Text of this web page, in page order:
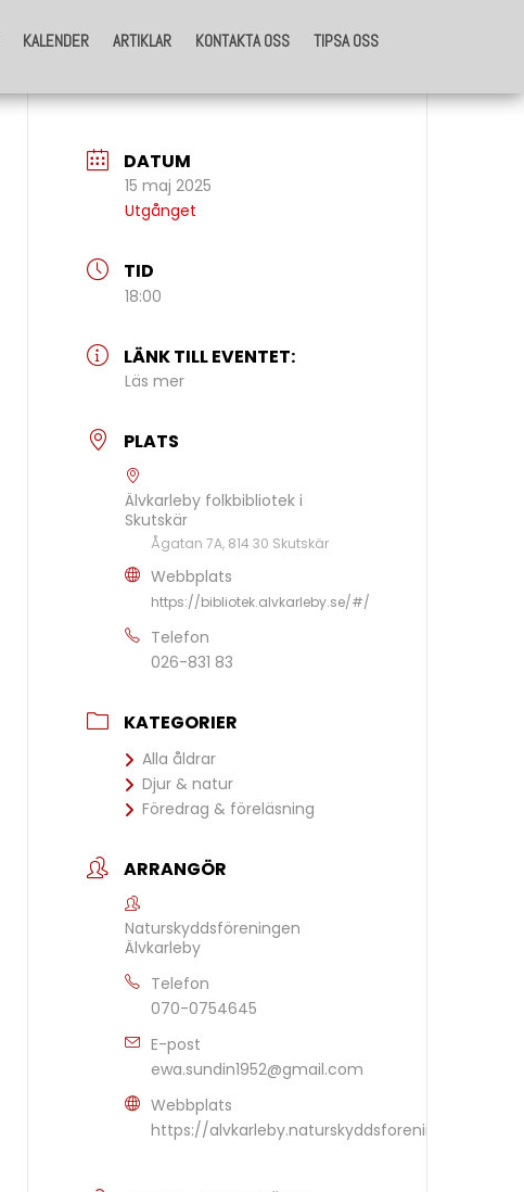
KALENDER ARTIKLAR KONTAKTA OSS TIPSA OSS
KALENDER ARTIKLAR KONTAKTA OSS TIPSA OSS
DATUM
15 maj 2025
Utgånget
TID
18:00
LÄNK TILL EVENTET:
Läs mer
PLATS
Älvkarleby folkbibliotek i
Skutskär
Ågatan 7A, 814 30 Skutskär
Webbplats
https://bibliotek.alvkarleby.se/#/
Telefon
026-831 83
KATEGORIER
Alla åldrar
Djur & natur
Föredrag & föreläsning
ARRANGÖR
Naturskyddsföreningen
Älvkarleby
Telefon
070-0754645
E-post
ewa.sundin1952@gmail.com
Webbplats
https://alvkarleby.naturskyddsforeningen.se/